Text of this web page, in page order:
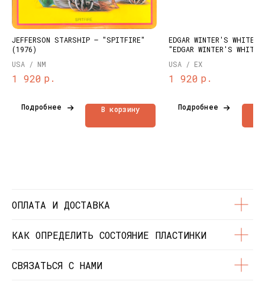
JEFFERSON STARSHIP – "SPITFIRE"
(1976)
USA / NM
1 920 р.
Подробнее В корзину
EDGAR WINTER'S WHITE
"EDGAR WINTER'S WHITE
USA / EX
1 920 р.
Подробнее
ОПЛАТА И ДОСТАВКА
КАК ОПРЕДЕЛИТЬ СОСТОЯНИЕ ПЛАСТИНКИ
СВЯЗАТЬСЯ С НАМИ
НАВИГАЦИЯ
Доставка и оплата
Контакты
Состояние пластинок
+7 903 290-99-73
Подкаст на YOUTUBE
Разработка сайта